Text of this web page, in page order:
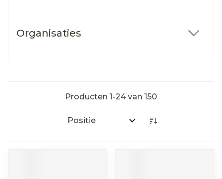
Organisaties
Producten 1-24 van 150
Sorteer op: